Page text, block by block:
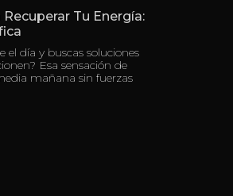
Tu Energía:
el día y buscas soluciones
Esa sensación de
mañana sin fuerzas